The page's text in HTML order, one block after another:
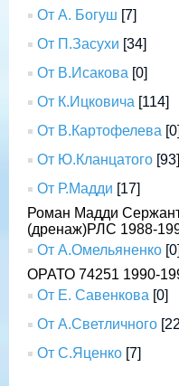
От А. Богуш [7]
От П.Засухи [34]
От В.Исакова [0]
От К.Ицковича [114]
От В.Картофелева [0]
От Ю.Кланцатого [93]
От Р.Мадди [17]
Роман Мадди
(дренаж)РЛС 1988-
От А.Омельяненко [0]
ОРАТО 74251 1990-
От Е. Савенкова [0]
От А.Светличного
От С.Яценко [7]